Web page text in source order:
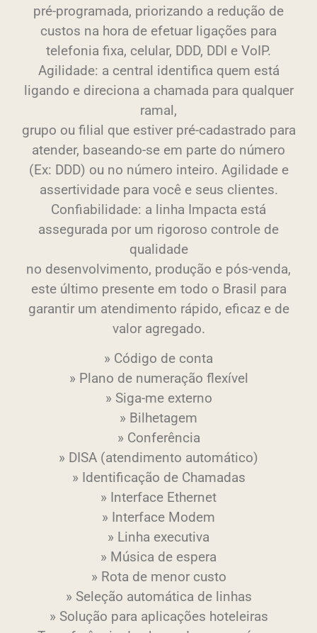
pré-programada, priorizando a redução de
custos na hora de efetuar ligações para
telefonia fixa, celular, DDD, DDI e VoIP.
Agilidade: a central identifica quem está
ligando e direciona a chamada para qualquer
ramal,
grupo ou filial que estiver pré-cadastrado para
atender, baseando-se em parte do número
(Ex: DDD) ou no número inteiro. Agilidade e
assertividade para você e seus clientes.
Confiabilidade: a linha Impacta está
assegurada por um rigoroso controle de
qualidade
no desenvolvimento, produção e pós-venda,
este último presente em todo o Brasil para
garantir um atendimento rápido, eficaz e de
valor agregado.
» Código de conta
» Plano de numeração flexível
» Siga-me externo
» Bilhetagem
» Conferência
» DISA (atendimento automático)
» Identificação de Chamadas
» Interface Ethernet
» Interface Modem
» Linha executiva
» Música de espera
» Rota de menor custo
» Seleção automática de linhas
» Solução para aplicações hoteleiras